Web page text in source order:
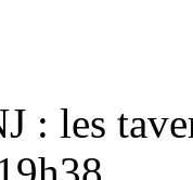
: les